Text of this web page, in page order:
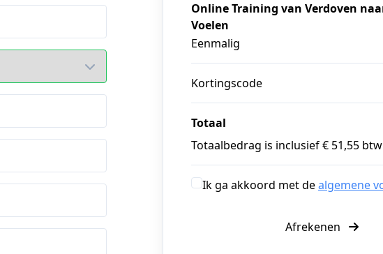
Online Training van Verdoven
Voelen
Eenmalig
Kortingscode
Totaal
Totaalbedrag is inclusief € 51,55 btw
Ik ga akkoord met dealgemene
Afrekenen